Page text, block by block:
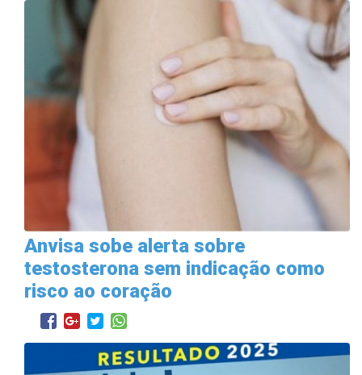
Anvisa sobe alerta sobre
testosterona sem indicação como
risco ao coração